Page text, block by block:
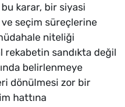
karar, bir siyasi
seçim süreçlerine
niteliği
rekabetin sandıkta değil
belirlenmeye
dönülmesi zor bir
hattına